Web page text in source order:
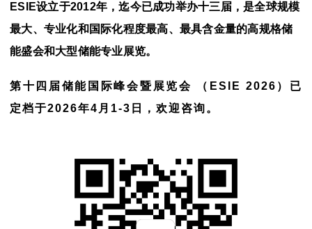
ESIE设立于2012年，迄今已成功举办十三届，是全球规模
最大、专业化和国际化程度最高、最具含金量的高规格储
能盛会和大型储能专业展览。
第十四届储能国际峰会暨展览会 （ ESIE 2026 ）已
定档于2026年4月1-3日，欢迎咨询。